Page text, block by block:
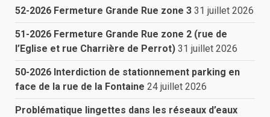
52-2026 Fermeture Grande Rue zone 3 31 juillet 2026
51-2026 Fermeture Grande Rue zone 2 (rue de
l’Eglise et rue Charrière de Perrot) 31 juillet 2026
50-2026 Interdiction de stationnement parking en
face de la rue de la Fontaine 24 juillet 2026
Problématique lingettes dans les réseaux d’eaux